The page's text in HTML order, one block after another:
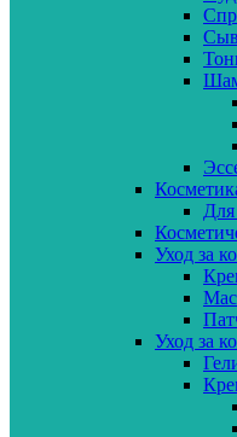
Уход за
Уход за